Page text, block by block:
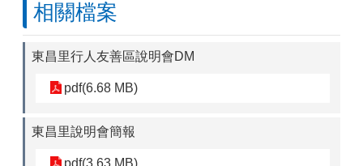
相關檔案
東昌里行人友善區說明會DM
pdf(6.68 MB)
東昌里說明會簡報
pdf(3.63 MB)